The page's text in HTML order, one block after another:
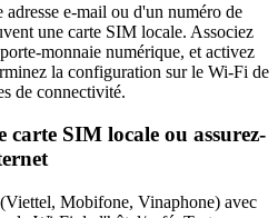
e-mail ou d'un numéro de
une carte SIM locale. Associez
monnaie numérique, et activez
la configuration sur le Wi-Fi de
de connectivité.
carte SIM locale ou assurez-
Mobifone, Vinaphone) avec